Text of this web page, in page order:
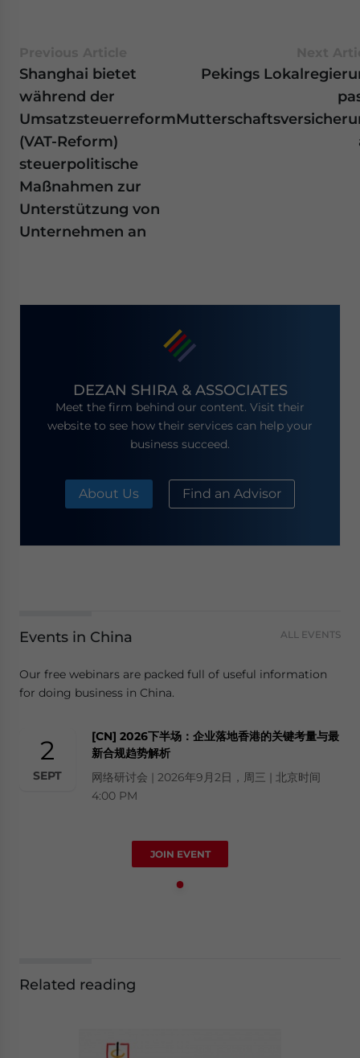
Shanghai bietet
während der
Umsatzsteuerreform
(VAT-Reform)
steuerpolitische
Maßnahmen zur
Unterstützung von
Unternehmen an
Pekings
DEZAN SHIRA & ASSOCIATES
Meet the firm behind our content. Visit their
website to see how their services can help your
business succeed.
About Us Find an Advisor
Events in China ALL EVENTS
Our free webinars are packed full of useful information
for doing business in China.
2
SEPT
[CN] 2026下半场：企业落地香港的关键考量与最
新合规趋势解析
网络研讨会 | 2026年9月2日，周三 | 北京时间
4:00 PM
JOIN EVENT
Related reading